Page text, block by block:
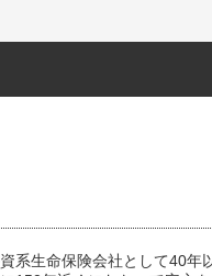
系生命保険会社として40年